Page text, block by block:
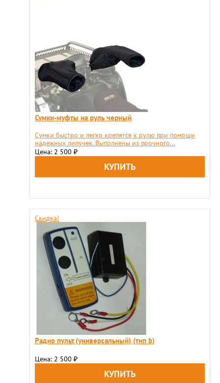
Сумки-муфты на руль черный
Сумки быстро и легко крепятся к рулю при помощи
надежных липучек. Выполнены из прочного...
Цена: 2 500 ₽
Скидка!
Радио пульт (универсальный) (тип b)
Цена: 2 500 ₽